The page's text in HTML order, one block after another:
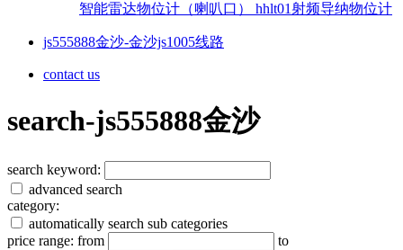
智能雷达物位计（喇叭口） hhlt01射频导纳物位计
js555888金沙-金沙js1005线路
contact us
search-js555888金沙
search keyword:
advanced search
category:
automatically search sub categories
price range: from to